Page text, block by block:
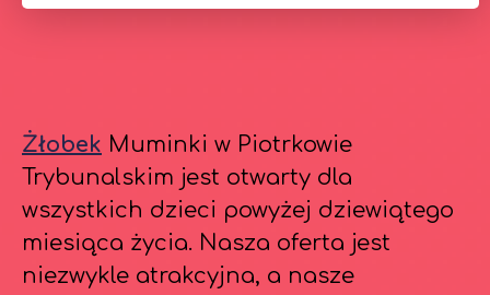
Żłobek Muminki w Piotrkowie
Trybunalskim jest otwarty dla
wszystkich dzieci powyżej dziewiątego
miesiąca życia. Nasza oferta jest
niezwykle atrakcyjna, a nasze